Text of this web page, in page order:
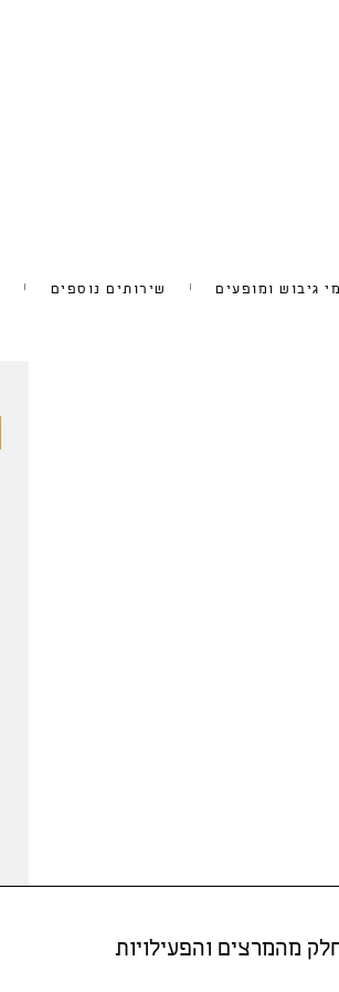
גיבוש ומופעים שירותים נוספים
מהמרצים והפעילויות